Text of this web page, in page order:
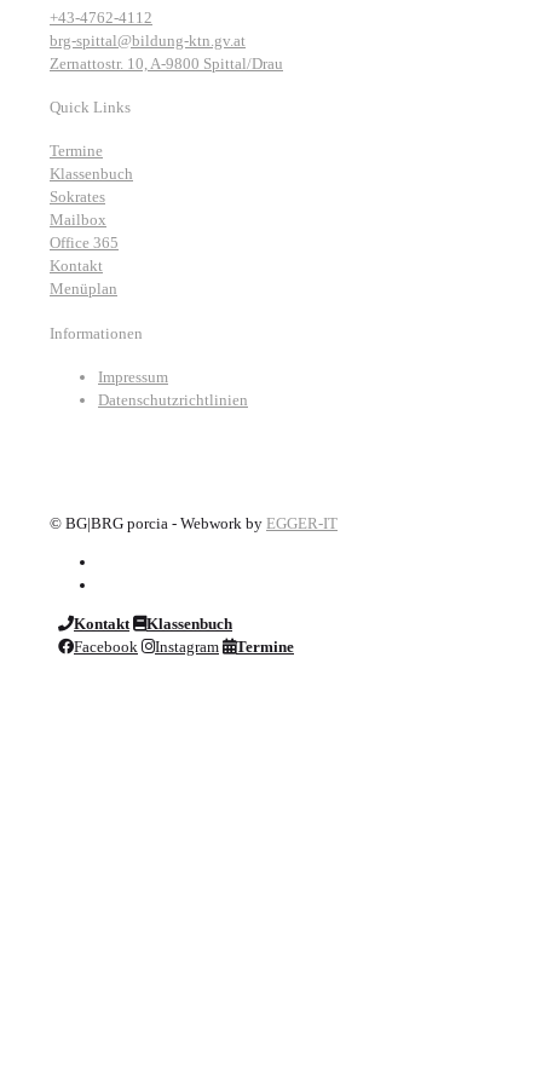
+43-4762-4112
brg-spittal@bildung-ktn.gv.at
Zernattostr. 10, A-9800 Spittal/Drau
Quick Links
Termine
Klassenbuch
Sokrates
Mailbox
Office 365
Kontakt
Menüplan
Informationen
Impressum
Datenschutzrichtlinien
© BG|BRG porcia - Webwork by EGGER-IT
Kontakt
Klassenbuch
Facebook
Instagram Termine